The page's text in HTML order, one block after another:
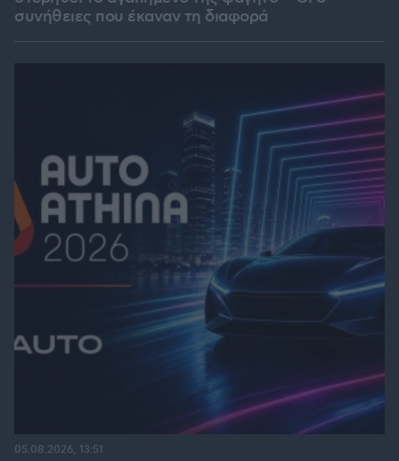
συνήθειες που έκαναν τη διαφορά
05.08.2026, 13:51